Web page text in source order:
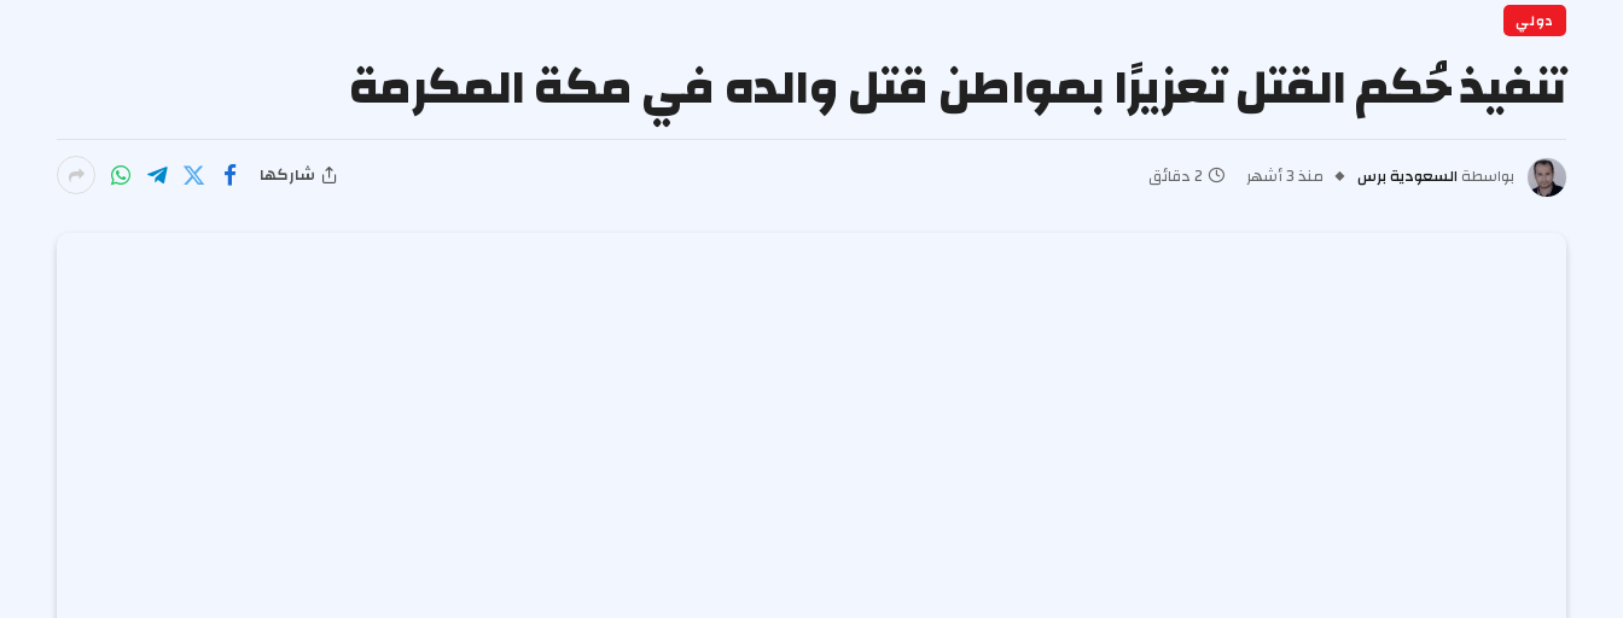
دولي
تنفيذ حُكم القتل تعزيرًا بمواطن قتل والده في مكة المكرمة
بواسطة السعودية برس منذ 3 أشهر 2 دقائق شاركها